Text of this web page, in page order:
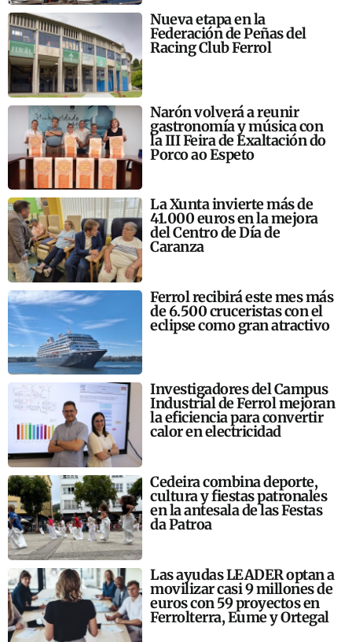
Nueva etapa en la
Federación de Peñas del
Racing Club Ferrol
Narón volverá a reunir
gastronomía y música con
la III Feira de Exaltación do
Porco ao Espeto
La Xunta invierte más de
41.000 euros en la mejora
del Centro de Día de
Caranza
Ferrol recibirá este mes más
de 6.500 cruceristas con el
eclipse como gran atractivo
Investigadores del Campus
Industrial de Ferrol mejoran
la eficiencia para convertir
calor en electricidad
Cedeira combina deporte,
cultura y fiestas patronales
en la antesala de las Festas
da Patroa
Las ayudas LEADER optan a
movilizar casi 9 millones de
euros con 59 proyectos en
Ferrolterra, Eume y Ortegal